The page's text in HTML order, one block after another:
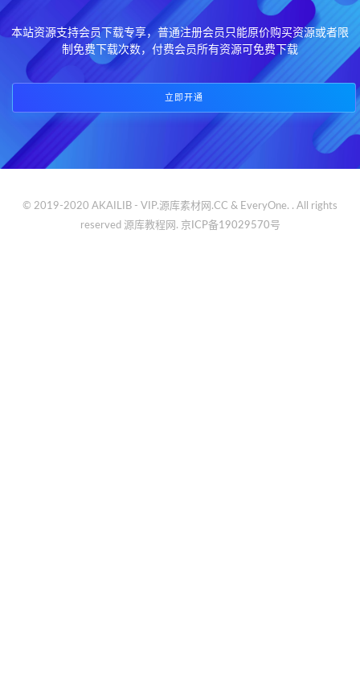
本站资源支持会员下载专享，普通注册会员只能原价购买资源或者限
制免费下载次数，付费会员所有资源可免费下载
立即开通
© 2019-2020 AKAILIB - VIP.源库素材网.CC & EveryOne. . All rights
reserved 源库教程网. 京ICP备19029570号